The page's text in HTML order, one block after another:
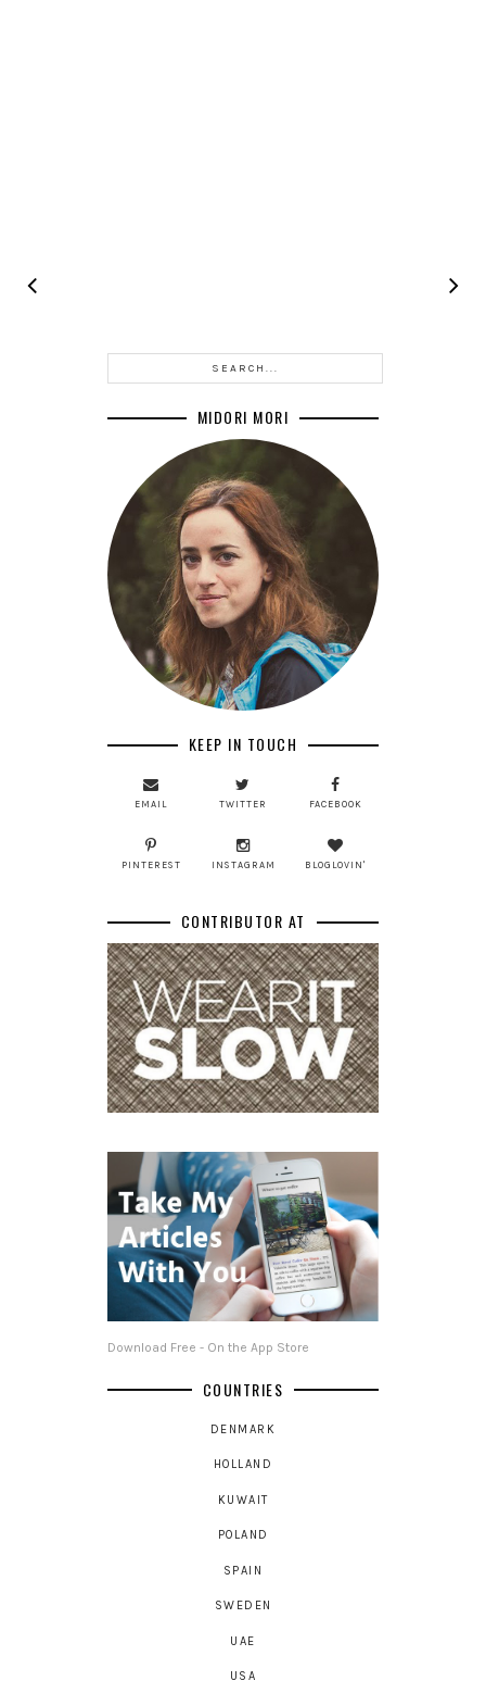
MIDORI MORI
KEEP IN TOUCH
EMAIL TWITTER FACEBOOK
PINTEREST INSTAGRAM BLOGLOVIN'
CONTRIBUTOR AT
Download Free - On the App Store
COUNTRIES
DENMARK
HOLLAND
KUWAIT
POLAND
SPAIN
SWEDEN
UAE
USA